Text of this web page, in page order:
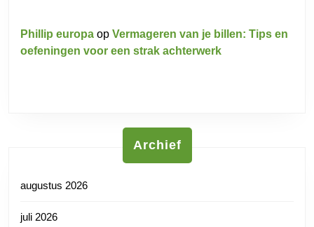
Phillip europa op Vermageren van je billen: Tips en
oefeningen voor een strak achterwerk
Archief
augustus 2026
juli 2026